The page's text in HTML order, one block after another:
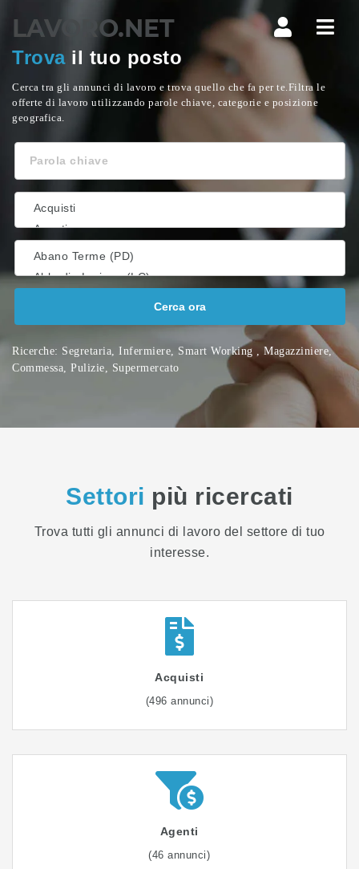
Lavoro.net
Trovail tuo posto
Cerca tra gli annunci di lavoro e trova quello che fa per te.Filtra le
offerte di lavoro utilizzando parole chiave, categorie e posizione
geografica.
chiave
Cerca ora
Ricerche: Segretaria, Infermiere, Smart Working , Magazziniere,
Commessa, Pulizie, Supermercato
Settori più ricercati
Trova tutti gli annunci di lavoro del settore di tuo
interesse.
Acquisti
(496 annunci)
Agenti
(46 annunci)